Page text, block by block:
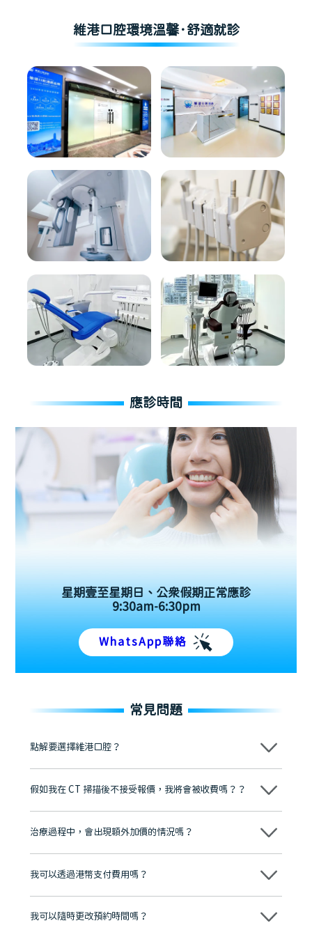
維港口腔環境溫馨·舒適就診
應診時間
星期壹至星期日、公眾假期正常應診
9:30am-6:30pm
WhatsApp聯絡
常見問題
點解要選擇維港口腔？
維港口腔踐行「醫道濟世」的大學校訓，各分院匯聚來自香港、內地的
牌」、「2025香港企業領袖品牌」，是諾貝爾種植系統全球放心植牙中
至今已服務超過三十個國家和地區的顧客，受到粵港澳大灣區及周邊城
市市民極高的口碑評價及信任推薦 珠海、深圳設有八大分院，香港亦設
有咨詢及服務保障中心，有任何問題都可以隨時預約免費咨詢，讓人十
假如我在 CT 掃描後不接受報價，我將會被收費嗎？？
不會！只要未開始實際服務之前，你不會被收取任何費用。
治療過程中，會出現額外加價的情況嗎？
不會，治療前我們會詳細說明治療方案及對應的價錢，顧客同意並簽字
我可以透過港幣支付費用嗎？
可以。維港口腔會按照當日匯率轉算收取費用，而匯率會及時告知客人
我可以隨時更改預約時間嗎？